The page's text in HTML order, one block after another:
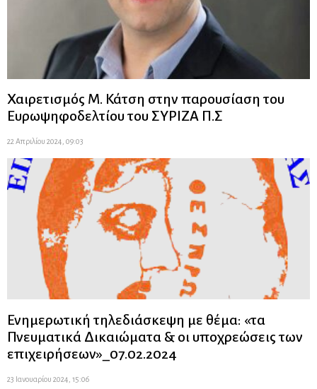
Χαιρετισμός Μ. Κάτση στην παρουσίαση του
Ευρωψηφοδελτίου του ΣΥΡΙΖΑ Π.Σ
22 Απριλίου 2024, 09:03
Ενημερωτική τηλεδιάσκεψη με θέμα: «τα
Πνευματικά Δικαιώματα & οι υποχρεώσεις των
επιχειρήσεων»_07.02.2024
23 Ιανουαρίου 2024, 15:06